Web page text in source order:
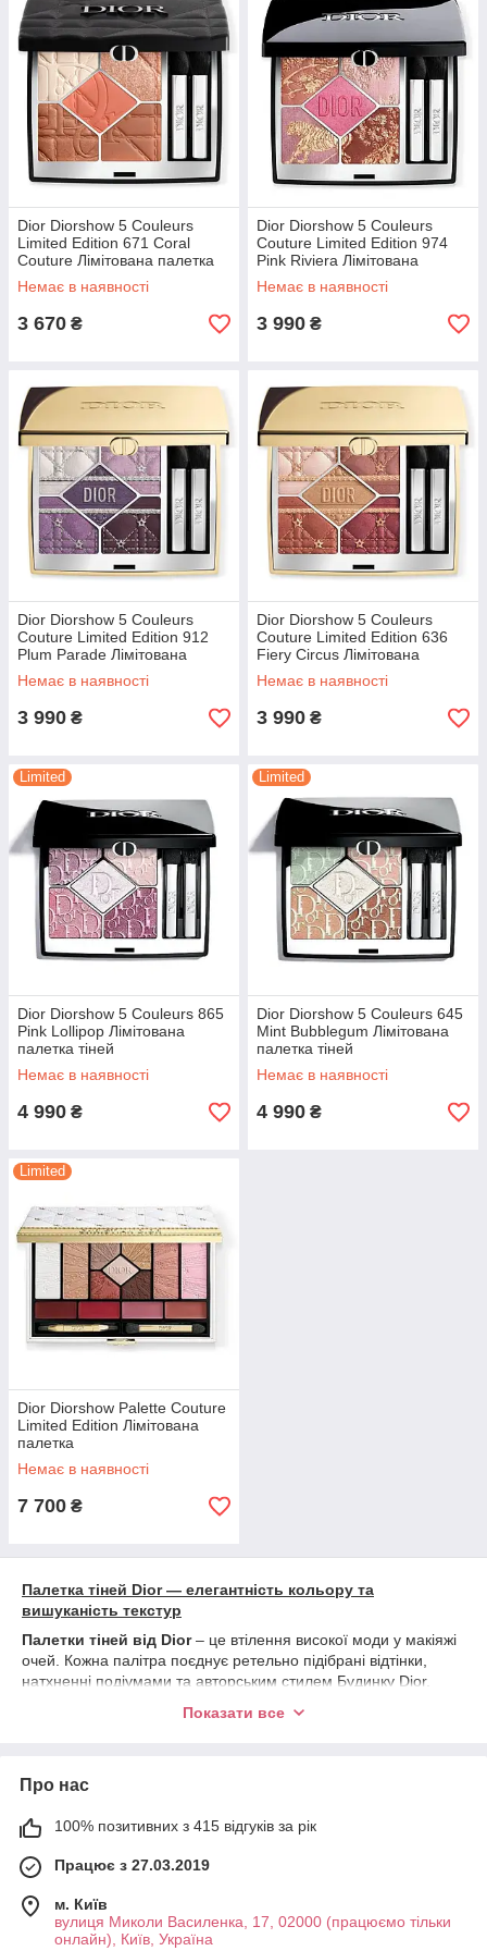
Dior Diorshow 5 Couleurs
Limited Edition 671 Coral
Couture Лімітована палетка
тіней
Немає в наявності
3 670 ₴
Dior Diorshow 5 Couleurs
Couture Limited Edition 974
Pink Riviera Лімітована
палетка тіней
Немає в наявності
3 990 ₴
Dior Diorshow 5 Couleurs
Couture Limited Edition 912
Plum Parade Лімітована
палетка тіней
Немає в наявності
3 990 ₴
Dior Diorshow 5 Couleurs
Couture Limited Edition 636
Fiery Circus Лімітована
палетка тіней
Немає в наявності
3 990 ₴
Limited
Dior Diorshow 5 Couleurs 865
Pink Lollipop Лімітована
палетка тіней
Немає в наявності
4 990 ₴
Limited
Dior Diorshow 5 Couleurs 645
Mint Bubblegum Лімітована
палетка тіней
Немає в наявності
4 990 ₴
Limited
Dior Diorshow Palette Couture
Limited Edition Лімітована
палетка
Немає в наявності
7 700 ₴
Палетка тіней Dior — елегантність кольору та
вишуканість текстур
Палетки тіней від Dior– це втілення високої моди у макіяжі
очей. Кожна палітра поєднує ретельно підібрані відтінки,
натхненні подіумами та авторським стилем Будинку Dior.
дозволяють створювати як витончений денний макіяж, так і
Тип: палетка для професійного та повсякденного
Опис: Універсальна палетка, розроблена для
бекстейджу модних показів. Включає праймер та 8
Показати все
Про нас
100% позитивних з 415 відгуків за рік
Працює з 27.03.2019
м. Київ
вулиця Миколи Василенка, 17, 02000 (працюємо тільки
онлайн), Київ, Україна